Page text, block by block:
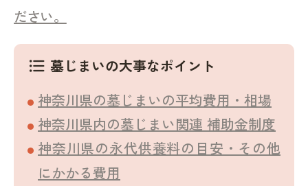
ださい。
format_list_bulleted 墓じまいの大事なポイント
神奈川県の墓じまいの平均費用・相場
神奈川県内の墓じまい関連 補助金制度
神奈川県の永代供養料の目安・その他
にかかる費用